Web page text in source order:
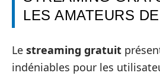
LES AMATEURS
Le streaming gratuit
indéniables pour les